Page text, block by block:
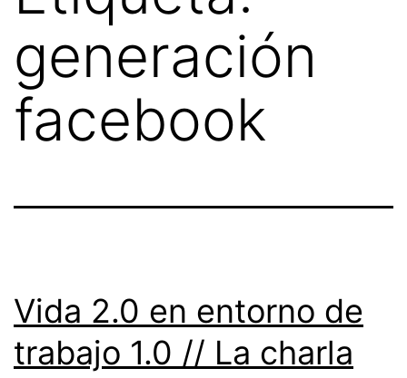
generación
facebook
Vida 2.0 en entorno de
trabajo 1.0 // La charla